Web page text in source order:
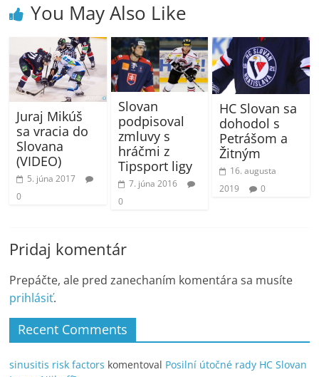
You May Also Like
Juraj Mikúš
sa vracia do
Slovana
(VIDEO)
5. júna 2017
0
Slovan
podpisoval
zmluvy s
hráčmi z
Tipsport ligy
7. júna 2016
0
HC Slovan sa
dohodol s
Petrášom a
Žitným
16. augusta
2019
0
Pridaj komentár
Prepáčte, ale pred zanechaním komentára sa musíte
prihlásiť.
Recent Comments
sinusitis risk factors komentoval Posilní útočné rady HC Slovan